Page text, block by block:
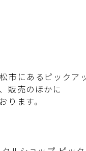
市にあるピックア
販売のほかに
ます。